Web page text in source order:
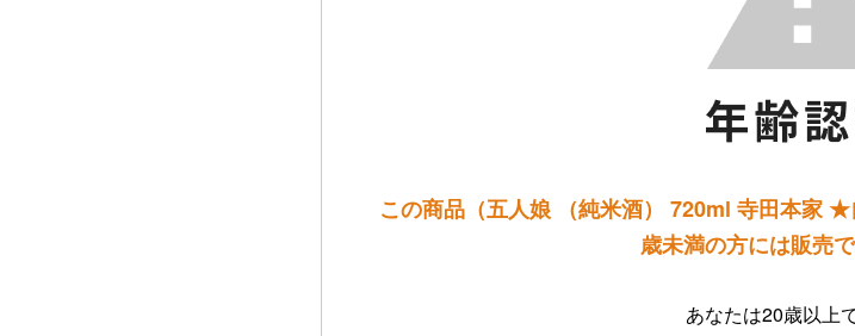
この商品（五人娘 （純米酒） 720ml 寺田本家
歳未満の方には販売で
あなたは20歳以上